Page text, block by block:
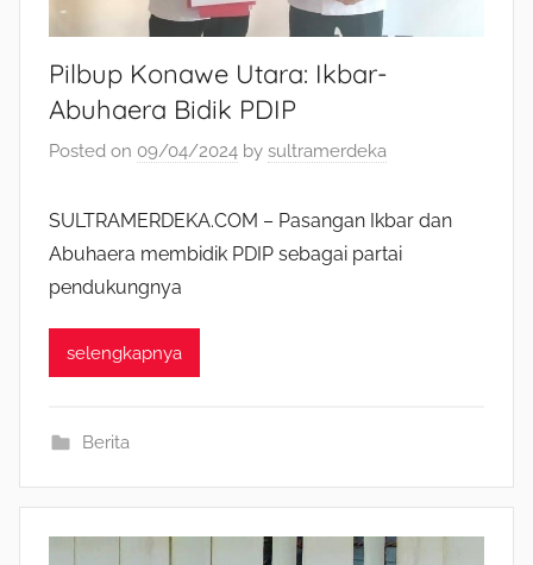
Pilbup Konawe Utara: Ikbar-
Abuhaera Bidik PDIP
Posted on 09/04/2024 by sultramerdeka
SULTRAMERDEKA.COM – Pasangan Ikbar dan
Abuhaera membidik PDIP sebagai partai
pendukungnya
selengkapnya
Berita